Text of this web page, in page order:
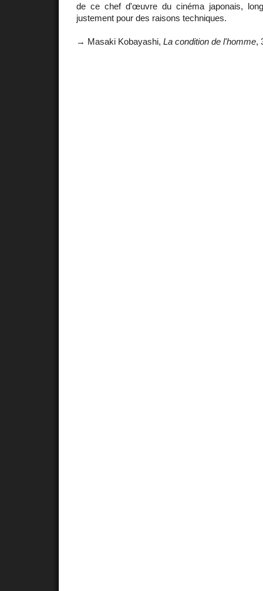
de ce chef d'œuvre du cinéma japonais,
justement pour des raisons techniques.
→ Masaki Kobayashi, La condition de l'homme,